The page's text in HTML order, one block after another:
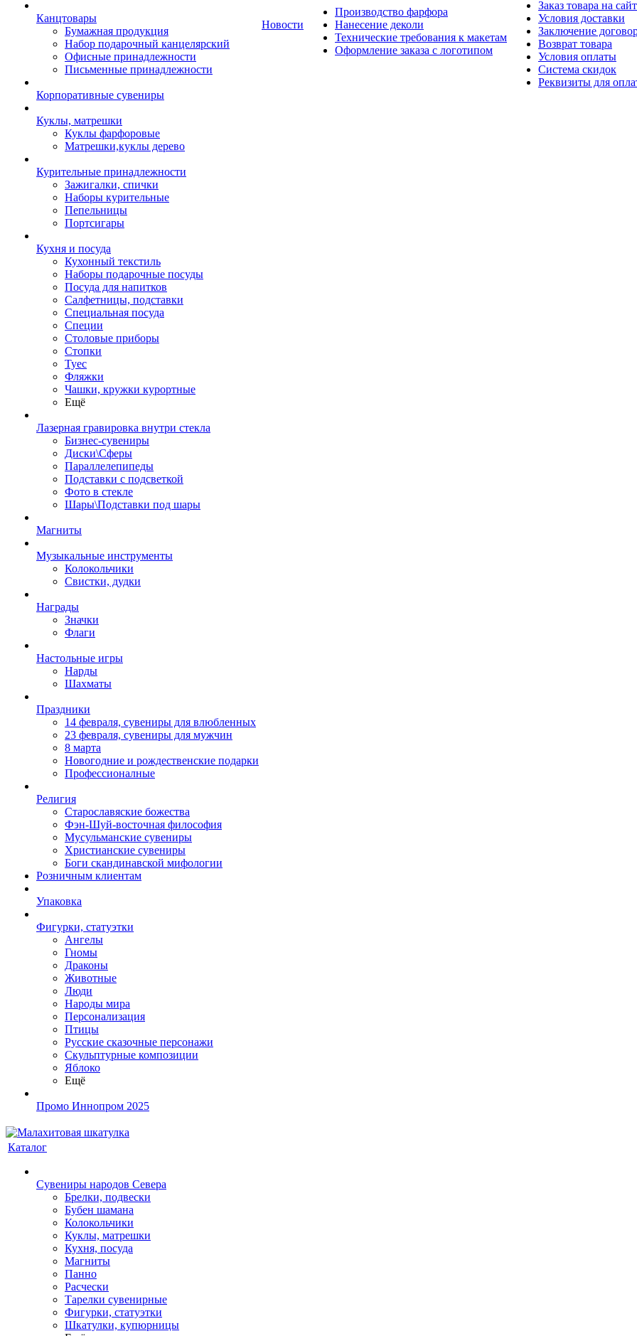
Канцтовары
Бумажная продукция
Набор подарочный канцелярский
Офисные принадлежности
Письменные принадлежности
Корпоративные сувениры
Куклы, матрешки
Куклы фарфоровые
Матрешки,куклы дерево
Курительные принадлежности
Зажигалки, спички
Наборы курительные
Пепельницы
Портсигары
Кухня и посуда
Кухонный текстиль
Наборы подарочные посуды
Посуда для напитков
Салфетницы, подставки
Специальная посуда
Специи
Столовые приборы
Стопки
Туес
Фляжки
Чашки, кружки курортные
Ещё
Лазерная гравировка внутри стекла
Бизнес-сувениры
Диски\Сферы
Параллелепипеды
Подставки с подсветкой
Фото в стекле
Шары\Подставки под шары
Магниты
Музыкальные инструменты
Колокольчики
Свистки, дудки
Награды
Значки
Флаги
Настольные игры
Нарды
Шахматы
Праздники
14 февраля, сувениры для влюбленных
23 февраля, сувениры для мужчин
8 марта
Новогодние и рождественские подарки
Профессионалные
Религия
Старославяские божества
Фэн-Шуй-восточная философия
Мусульманские сувениры
Христианские сувениры
Боги скандинавской мифологии
Розничным клиентам
Упаковка
Фигурки, статуэтки
Ангелы
Гномы
Драконы
Животные
Люди
Народы мира
Персонализация
Птицы
Русские сказочные персонажи
Скульптурные композиции
Яблоко
Ещё
Промо Иннопром 2025
Новости
Производство фарфора
Нанесение деколи
Технические требования к макетам
Оформление заказа с логотипом
Заказ товара на
Условия доставки
Заключение
Возврат товара
Условия оплаты
Система скидок
Реквизиты для
Каталог
Сувениры народов Севера
Брелки, подвески
Бубен шамана
Колокольчики
Куклы, матрешки
Кухня, посуда
Магниты
Панно
Расчески
Тарелки сувенирные
Фигурки, статуэтки
Шкатулки, купюрницы